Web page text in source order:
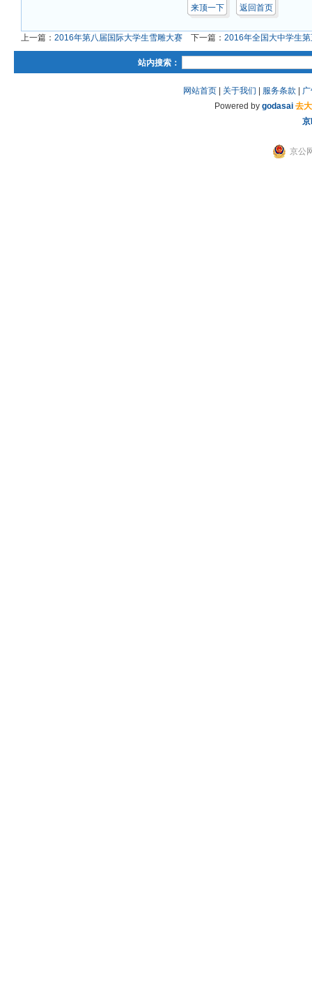
来顶一下 返回首页
上一篇： 2016年第八届国际大学生雪雕大赛 下一篇： 2016年全国大中学生
站内搜索：
网站首页| 关于我们 服务条款
Powered by godasai 去
京公